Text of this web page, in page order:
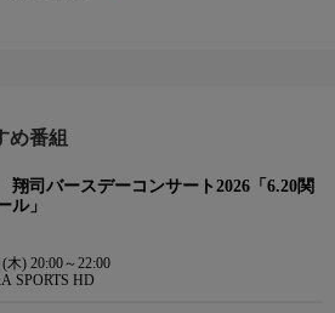
め番組
司バースデーコンサート2026「6.20関
ル」
木) 20:00～22:00
SPORTS HD